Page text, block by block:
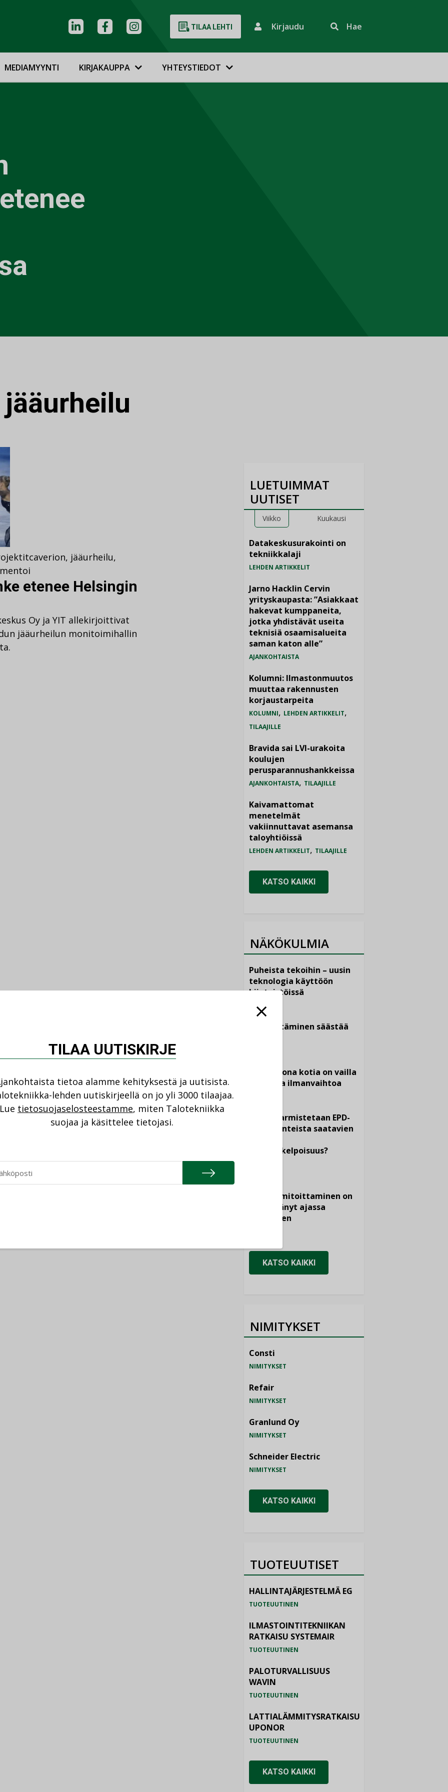
TILAA LEHTI Kirjaudu Hae
MEDIAMYYNTI KIRJAKAUPPA YHTEYSTIEDOT
jääurheilu
caverion, jääurheilu,
etenee Helsingin
Oy ja YIT allekirjoittivat
jääurheilun monitoimihallin
LUETUIMMAT
UUTISET
Viikko Kuukausi
Datakeskusurakointi on
tekniikkalaji
LEHDEN ARTIKKELIT
Jarno Hacklin Cervin
yrityskaupasta: ”Asiakkaat
hakevat kumppaneita,
jotka yhdistävät useita
teknisiä osaamisalueita
saman katon alle”
AJANKOHTAISTA
Kolumni: Ilmastonmuutos
muuttaa rakennusten
korjaustarpeita
KOLUMNI, LEHDEN ARTIKKELIT,
TILAAJILLE
Bravida sai LVI-urakoita
koulujen
perusparannushankkeissa
AJANKOHTAISTA, TILAAJILLE
Kaivamattomat
menetelmät
vakiinnuttavat asemansa
taloyhtiöissä
LEHDEN ARTIKKELIT, TILAAJILLE
KATSO KAIKKI
NÄKÖKULMIA
Puheista tekoihin – uusin
teknologia käyttöön
kiinteistöissä
KOLUMNI
Sähköistäminen säästää
Yli miljoona kotia on vailla
toimivaa ilmanvaihtoa
Miten varmistetaan EPD-
dokumenteista saatavien
vertailukelpoisuus?
viemärimitoittaminen on
jämähtänyt ajassa
paikalleen
KATSO KAIKKI
NIMITYKSET
Consti
NIMITYKSET
Refair
NIMITYKSET
Granlund Oy
NIMITYKSET
Schneider Electric
NIMITYKSET
KATSO KAIKKI
TUOTEUUTISET
HALLINTAJÄRJESTELMÄ EG
TUOTEUUTINEN
ILMASTOINTITEKNIIKAN
RATKAISU SYSTEMAIR
TUOTEUUTINEN
PALOTURVALLISUUS
WAVIN
TUOTEUUTINEN
LATTIALÄMMITYSRATKAISU
UPONOR
TUOTEUUTINEN
KATSO KAIKKI
TILAA UUTISKIRJE
tietoa alamme kehityksestä ja uutisista.
lehden uutiskirjeellä on jo yli 3000 tilaajaa.
Lue tietosuojaselosteestamme, miten Talotekniikka
suojaa ja käsittelee tietojasi.